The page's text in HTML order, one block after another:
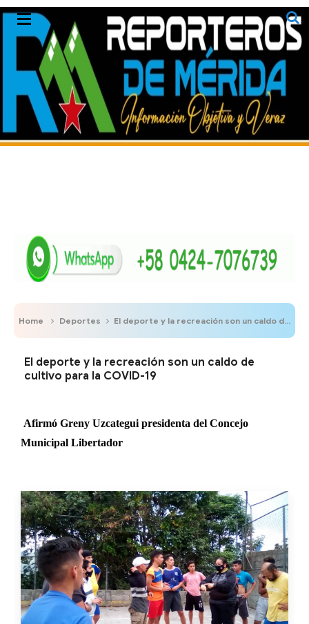
Home Deportes El deporte y la recreación son un caldo de cultivo para la COVID-19
El deporte y la recreación son un caldo de
cultivo para la COVID-19
Afirmó Greny Uzcategui presidenta del Concejo
Municipal Libertador